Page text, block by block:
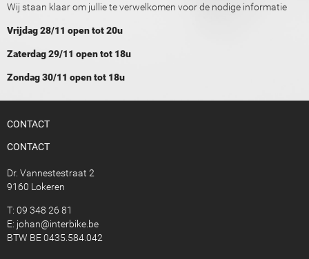
Wij staan klaar om jullie te verwelkomen voor de nodige informatie
Vrijdag 28/11 open tot 20u
Zaterdag 29/11 open tot 18u
Zondag 30/11 open tot 18u
CONTACT
CONTACT
Dr. Vannestestraat 2
9160 Lokeren
T: 09 348 26 81
E: johan@interbike.be
BTW BE 0435.584.042